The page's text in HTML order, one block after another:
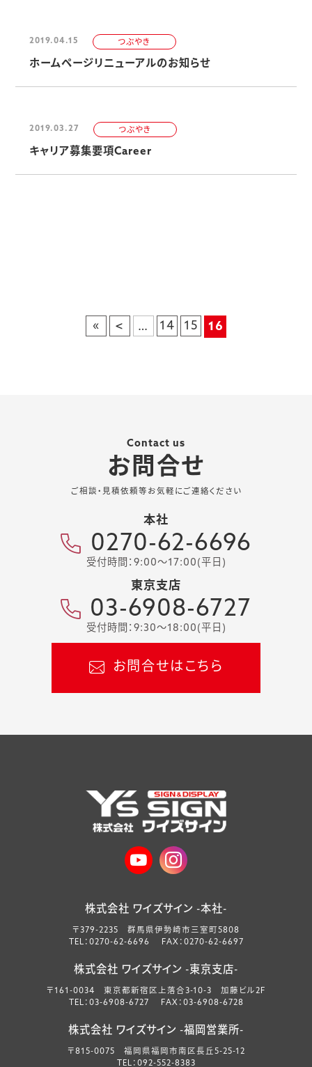
2019.04.15 つぶやき
ホームページリニューアルのお知らせ
2019.03.27 つぶやき
キャリア募集要項Career
« < … 14 15 16
Contact us
お問合せ
ご相談・見積依頼等お気軽にご連絡ください
本社
0270-62-6696
受付時間：9:00～17:00(平日)
東京支店
03-6908-6727
受付時間：9:30～18:00(平日)
お問合せはこちら
株式会社 ワイズサイン -本社-
〒379-2235 群馬県伊勢崎市三室町5808
TEL：0270-62-6696 FAX：0270-62-6697
株式会社 ワイズサイン -東京支店-
〒161-0034 東京都新宿区上落合3-10-3 加藤ビル2F
TEL：03-6908-6727 FAX：03-6908-6728
株式会社 ワイズサイン -福岡営業所-
〒815-0075 福岡県福岡市南区長丘5-25-12
TEL：092-552-8383